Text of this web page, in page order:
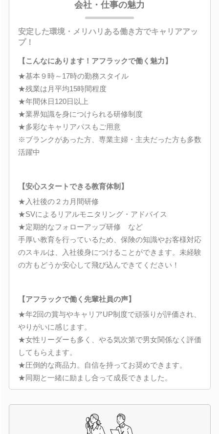
会社・仕事の魅力
安定した環境・メリハリある働き方でキャリアアッ
プ！
【こんなにあります！アフラックで働く魅力】
★基本９時～17時の勤務スタイル
★残業は月平均15時間程度
★年間休日120日以上
★業界知識を身につけられる研修制度
★多彩なキャリアパスもご用意
※ブランクがあった方、専業主婦・主夫だった方も多数
活躍中
【安心スタートできる教育体制】
★入社後の２カ月間研修
★SVによるリアルモニタリング・アドバイス
★定期的なフォローアップ研修 など
手厚い教育を行っているため、保険の知識やお客様対応
のスキルは、入社後身につけることができます。未経験
の方もどうか安心して飛び込んできてください！
【アフラックで働く先輩社員の声】
★年2回の賞与やキャリアUP制度で頑張りが評価され、
やりがいに感じます。
★女性リーダーも多く、やる気次第で男女関係なく評価
してもらえます。
★圧倒的な商品力。自信を持ってお奨めできます。
★同期と一緒に励まし合って成長できました。